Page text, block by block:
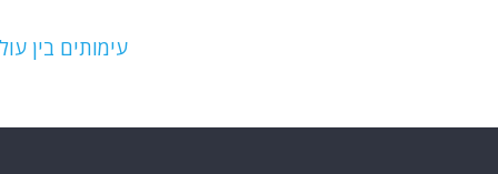
עימותים בין